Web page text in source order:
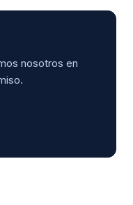
nosotros en